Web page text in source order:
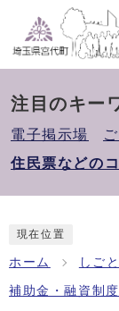
注目のキー
電子掲示場
住民票などの
現在位置
ホーム しご
補助金・融資制度